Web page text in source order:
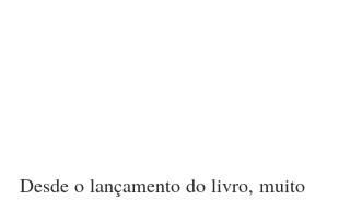
Desde o lançamento do livro, muito